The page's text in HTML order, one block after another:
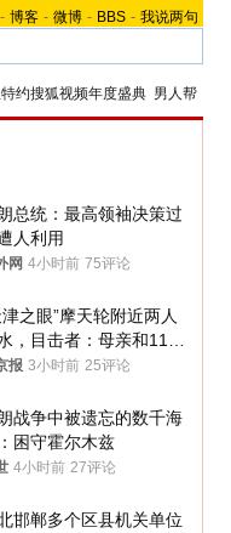
- 博客 - 微博 - BBS - 我说两句
约搜狐视频年度盛典 男人帮
总统：最高领袖决策过
人利用
网 4小时前 75评论
津之眼”摩天轮附近两人
，目击者：母亲和11岁
先后被打捞上岸
报 3小时前 25评论
战争中被遗忘的数千海
困守霍尔木兹
4小时前 27评论
邯郸多个区县机关单位